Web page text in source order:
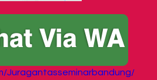
Juragantasseminarbandung/